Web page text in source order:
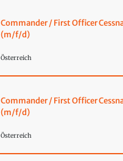
Commander / First Officer
(m/f/d)
Österreich
Commander / First Officer
(m/f/d)
Österreich